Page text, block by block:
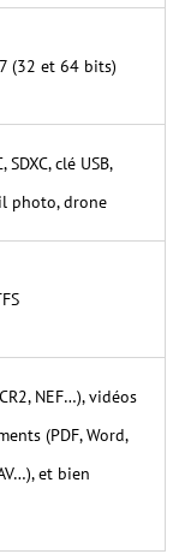
(32 et 64 bits)
SDXC, clé USB,
photo, drone
NEF…), vidéos
(PDF, Word,
et bien